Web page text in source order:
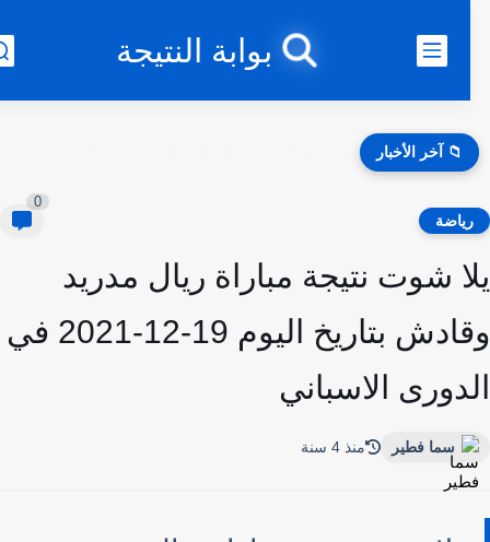
بوابة النتيجة
📁 آخر الأخبار
شوت نتيجة مباراة ريال مدريد
وقادش بتاريخ اليوم 19-12-2021 في
الاسباني
سما فطير منذ 4 سنة